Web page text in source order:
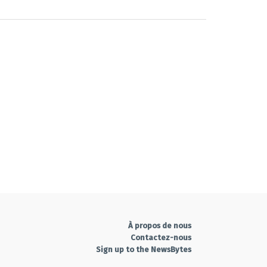
À propos de nous
Contactez-nous
Sign up to the NewsBytes